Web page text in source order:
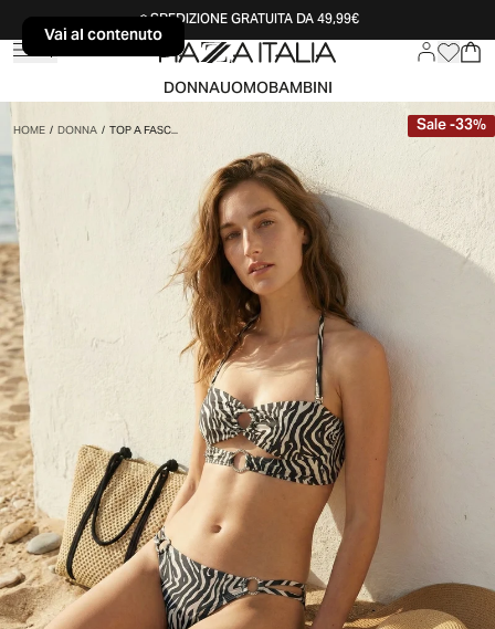
Vai al contenutoSPEDIZIONE GRATUITA DA 49,99€
DONNAUOMOBAMBINI
HOME/DONNA/TOP A FASC... Sale-33%
Vai al contenuto